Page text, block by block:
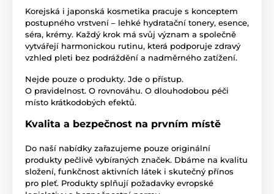
Korejská i japonská kosmetika pracuje s konceptem
postupného vrstvení – lehké hydratační tonery, esence,
séra, krémy. Každý krok má svůj význam a společně
vytvářejí harmonickou rutinu, která podporuje zdravý
vzhled pleti bez podráždění a nadměrného zatížení.
Nejde pouze o produkty. Jde o přístup.
O pravidelnost. O rovnováhu. O dlouhodobou péči
místo krátkodobých efektů.
Kvalita a bezpečnost na prvním místě
Do naší nabídky zařazujeme pouze originální
produkty pečlivě vybíraných značek. Dbáme na kvalitu
složení, funkčnost aktivních látek i skutečný přínos
pro pleť. Produkty splňují požadavky evropské